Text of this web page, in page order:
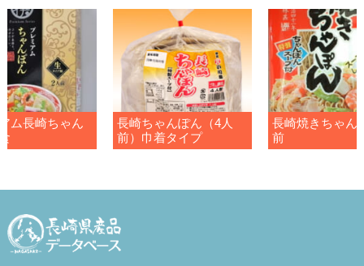
ム長崎ちゃん
長崎ちゃんぽん（4人
前）巾着タイプ
長崎焼きちゃん
前